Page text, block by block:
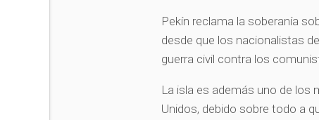
Pekín reclama la soberanía
desde que los nacionalistas
guerra civil contra los
La isla es además uno de
Unidos, debido sobre todo a